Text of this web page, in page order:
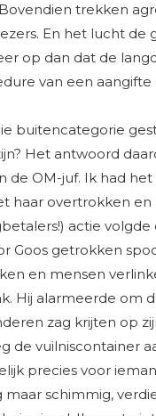
trekken
En het lucht de
op dan dat de
van een aangifte
buitencategorie
Het antwoord
de OM-juf. Ik had
haar overtrokken
actie volgde
Goos getrokken
en mensen
Hij alarmeerde om
zag krijten op
de vuilniscontainer
precies voor
maar schimmig,